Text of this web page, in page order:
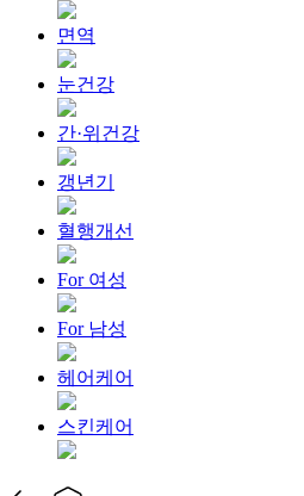
면역
눈건강
간·위건강
갱년기
혈행개선
For 여성
For 남성
헤어케어
스킨케어